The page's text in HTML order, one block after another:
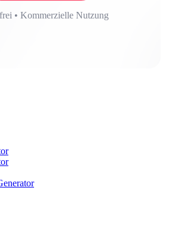
• Kommerzielle Nutzung